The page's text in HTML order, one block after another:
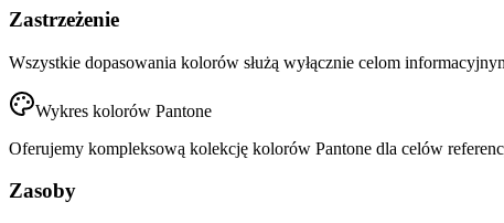
Zastrzeżenie
Wszystkie dopasowania kolorów służą wyłącznie celom
Wykres kolorów Pantone
Oferujemy kompleksową kolekcję kolorów Pantone dla celów
Zasoby